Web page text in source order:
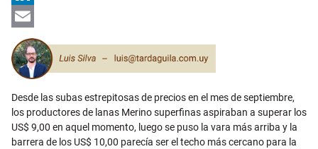
LinkedIn
Email
Desde las subas estrepitosas de precios en el mes de septiembre,
los productores de lanas Merino superfinas aspiraban a superar los
US$ 9,00 en aquel momento, luego se puso la vara más arriba y la
barrera de los US$ 10,00 parecía ser el techo más cercano para la